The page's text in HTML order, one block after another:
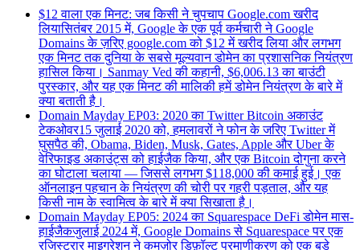
$12 वाला एक मिनट: जब किसी ने चुपचाप Google.com खरीद
लियासितंबर 2015 में, Google के एक पूर्व कर्मचारी ने Google
Domains के ज़रिए google.com को $12 में खरीद लिया और लगभग
एक मिनट तक दुनिया के सबसे मूल्यवान डोमेन का प्रशासनिक नियंत्रण
हासिल किया। Sanmay Ved की कहानी, $6,006.13 का बाउंटी
पुरस्कार, और यह एक मिनट की मालिकी हमें डोमेन नियंत्रण के बारे में
क्या बताती है।
Domain Mayday EP03: 2020 का Twitter Bitcoin अकाउंट
टेकओवर15 जुलाई 2020 को, हमलावरों ने फोन के जरिए Twitter में
घुसपैठ की, Obama, Biden, Musk, Gates, Apple और Uber के
वेरिफाइड अकाउंट्स को हाईजैक किया, और एक Bitcoin दोगुना करने
का घोटाला चलाया — जिससे लगभग $118,000 की कमाई हुई। एक
ऑनलाइन पहचान के नियंत्रण की चोरी पर गहरी पड़ताल, और यह
किसी नाम के स्वामित्व के बारे में क्या सिखाता है।
Domain Mayday EP05: 2024 का Squarespace DeFi डोमेन मास-
हाईजैकजुलाई 2024 में, Google Domains से Squarespace पर एक
रजिस्ट्रार माइग्रेशन ने कमज़ोर डिफ़ॉल्ट प्रमाणीकरण को एक बड़े